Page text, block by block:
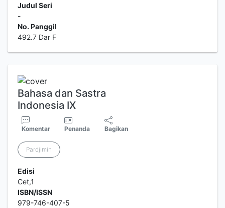
Judul Seri
-
No. Panggil
492.7 Dar F
Bahasa dan Sastra
Indonesia IX
Komentar Penanda Bagikan
Pardjimin
Edisi
Cet,1
ISBN/ISSN
979-746-407-5